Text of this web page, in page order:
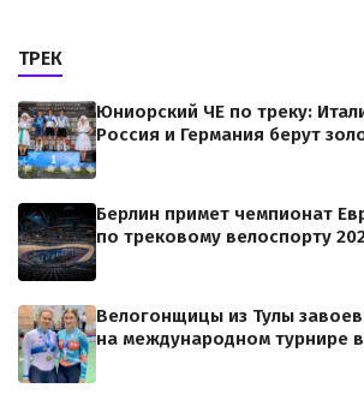
ТРЕК
Юниорский ЧЕ по треку:
Россия и Германия берут
Берлин примет чемпионат
по трековому велоспорту
Велогонщицы из Тулы
на международном турнире